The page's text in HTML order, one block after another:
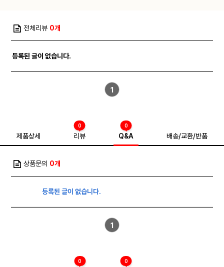
전체리뷰 0개
등록된 글이 없습니다.
1
제품상세 리뷰
0
Q&A
0
배송/교환/반품
상품문의 0개
등록된 글이 없습니다.
1
0 0